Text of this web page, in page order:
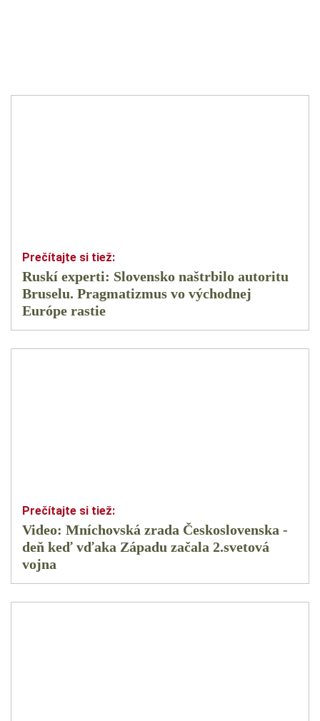
Ruskí experti: Slovensko naštrbilo autoritu
Bruselu. Pragmatizmus vo východnej
Európe rastie
Video: Mníchovská zrada Československa -
deň keď vďaka Západu začala 2.svetová
vojna